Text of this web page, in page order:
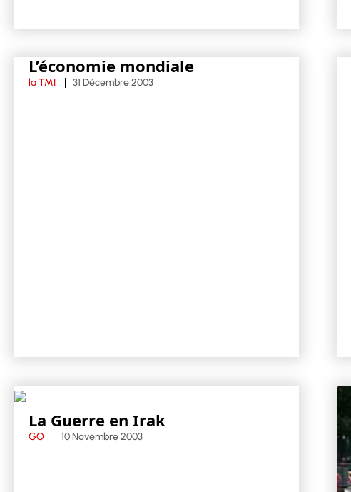
L’économie mondiale
la TMI 31 Décembre 2003
La Guerre en Irak
GO 10 Novembre 2003